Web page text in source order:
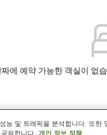
에 예약 가능한 객실이 없
(본관)
능 및 트래픽을 분석합니다. 또한
유합니다. 개인 정보 정책